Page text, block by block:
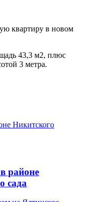
квартиру в новом
43,3 м2, плюс
3 метра.
районе
сада